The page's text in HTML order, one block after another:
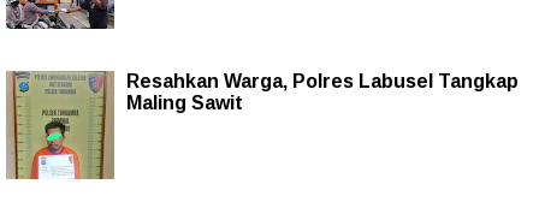
Resahkan Warga, Polres Labusel Tangkap
Maling Sawit